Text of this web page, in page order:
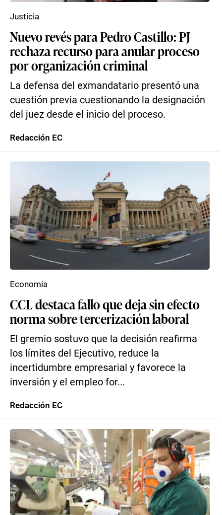
Nuevo revés para Pedro Castillo: PJ
rechaza recurso para anular proceso
por organización criminal
La defensa del exmandatario presentó una
cuestión previa cuestionando la designación
del juez desde el inicio del proceso.
Justicia
Redacción EC
CCL destaca fallo que deja sin efecto
norma sobre tercerización laboral
El gremio sostuvo que la decisión reafirma
los límites del Ejecutivo, reduce la
incertidumbre empresarial y favorece la
inversión y el empleo for...
Economía
Redacción EC